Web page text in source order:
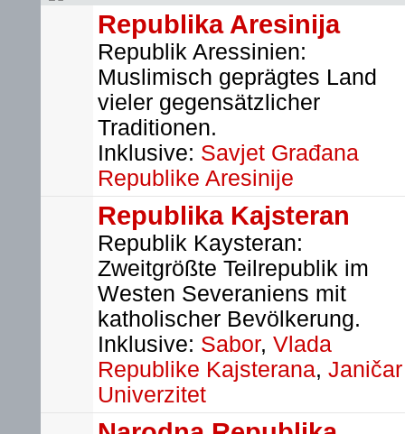
Republika Aresinija
Republik Aressinien:
Muslimisch geprägtes Land
vieler gegensätzlicher
Traditionen.
Inklusive: Savjet Građana
Republike Aresinije
Republika Kajsteran
Republik Kaysteran:
Zweitgrößte Teilrepublik im
Westen Severaniens mit
katholischer Bevölkerung.
Inklusive: Sabor, Vlada
Republike Kajsterana, Janičar
Univerzitet